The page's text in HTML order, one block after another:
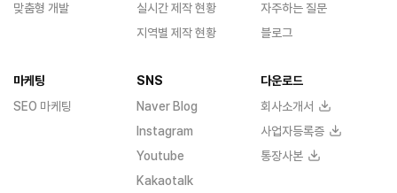
맞춤형 개발
실시간 제작 현황
지역별 제작 현황
자주하는 질문
블로그
마케팅
SEO 마케팅
SNS
Naver Blog
Instagram
Youtube
Kakaotalk
다운로드
회사소개서
사업자등록증
통장사본